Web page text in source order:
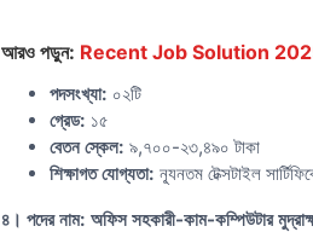
আরও পড়ুন: Recent Job Solution 2025-
পদসংখ্যা: ০২টি
গ্রেড: ১৫
বেতন স্কেল: ৯,৭০০-২৩,৪৯০ টাকা
শিক্ষাগত যোগ্যতা: ন্যূনতম টেক্সটাইল
৪। পদের নাম: অফিস সহকারী-কাম-কম্পিউটার